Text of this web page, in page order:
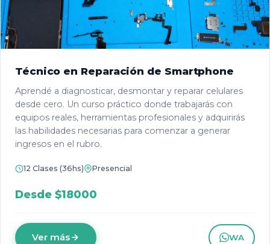
Técnico en Reparación de Smartphone
Aprendé a diagnosticar, desmontar y reparar celulares
desde cero. Un curso práctico donde trabajarás con
equipos reales, herramientas profesionales y adquirirás
las habilidades necesarias para comenzar a generar
ingresos en el rubro.
12 Clases (36hs) Presencial
Desde $18000
Ver más WA